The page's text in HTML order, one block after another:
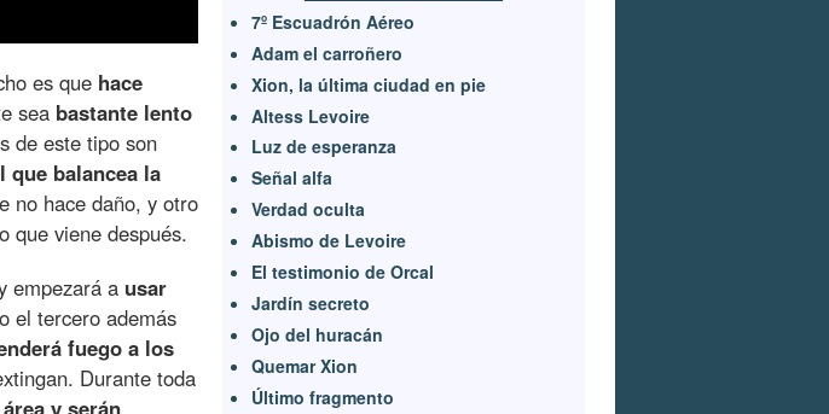
es que hace
sea bastante lento
de este tipo son
que balancea la
no hace daño, y otro
que viene después.
empezará a usar
el tercero además
fuego a los
Durante toda
y serán
7º Escuadrón Aéreo
Adam el carroñero
Xion, la última ciudad en pie
Altess Levoire
Luz de esperanza
Señal alfa
Verdad oculta
Abismo de Levoire
El testimonio de Orcal
Jardín secreto
Ojo del huracán
Quemar Xion
Último fragmento